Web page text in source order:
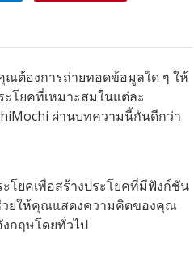
ณต้องการถ่ายทอดข้อมูลใด ๆ ให้
โยคที่เหมาะสมในแต่ละ
ผ่านบทความนี้กันดีกว่า
โยคเพื่อสร้างประโยคที่มีฟังก์ชัน
วยให้คุณแสดงความคิดของคุณ
กฤษโดยทั่วไป